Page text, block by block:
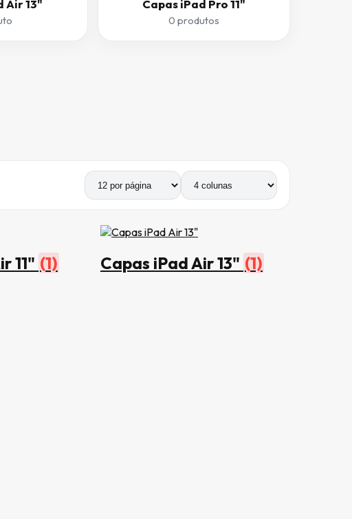
Air 13" Capas iPad Pro 11"
0 produtos
Produtos por página
Número de colunas
11" (1) Capas iPad Air 13" (1)